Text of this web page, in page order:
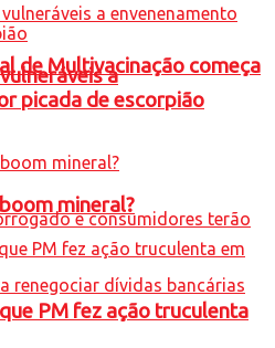
de Multivacinação começa
a
picada de escorpião
mineral?
PM fez ação truculenta